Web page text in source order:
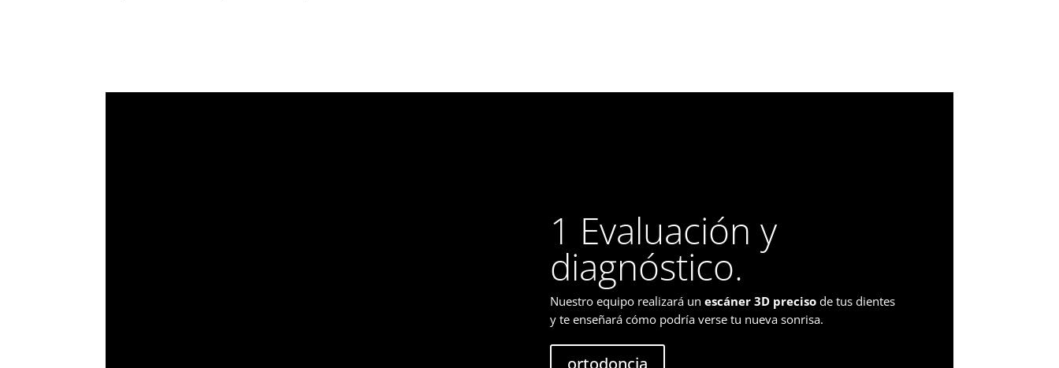
1 Evaluación y
diagnóstico.
Nuestro equipo realizará unescáner 3D preciso de tus dientes
y te enseñará cómo podría verse tu nueva sonrisa.
ortodoncia